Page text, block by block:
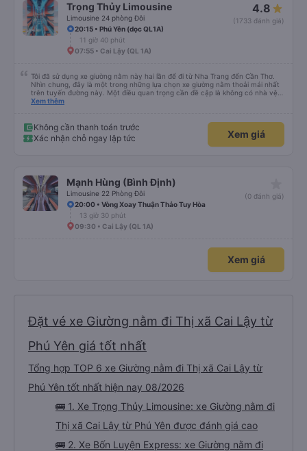
Trọng Thủy Limousine
Limousine 24 phòng Đôi
4.8
(1733 đánh giá)
20:15 • Phú Yên (dọc QL1A)
11 giờ 40 phút
07:55 • Cai Lậy (QL 1A)
Tôi đã sử dụng xe giường nằm này hai lần để đi từ Nha Trang đến Cần Thơ.
Nhìn chung, đây là một trong những lựa chọn xe giường nằm thoải mái nhất
trên tuyến đường này. Một điều quan trọng cần đề cập là không có nhà vệ
sinh trên xe, điều này có thể gây khó chịu trên một hành trình dài xuyên
chậm khoảng một tiếng, nhưng công ty đã thông báo trước cho tôi, nên tôi
không gặp vấn đề gì. Xe khá thoải mái, có chăn và hai gối, và các tài xế lịch
sự và thân thiện. Có các điểm dừng nghỉ vào khoảng 4:00 sáng và 9:00
cho đến khoảng 8:00 sáng, điều này khá khó chịu. Có vẻ như lịch trình phụ
thuộc vào tài xế, và tôi thực sự hy vọng các điểm dừng sẽ được bố trí đều
đặn hơn trong tương lai. Nhìn chung, tôi hài lòng và sẽ tiếp tục sử dụng dịch
vụ xe buýt giường nằm của công ty này cho các chuyến công tác, vì đây
vẫn là một trong những lựa chọn xe buýt giường nằm thoải mái nhất trên
tuyến đường này. Tôi thực sự hy vọng rằng trong tương lai các tài xế sẽ
dừng xe thường xuyên theo lịch trình, đặc biệt là vì tôi dự định sẽ đi tuyến
đường này một lần nữa vào tuần tới.
Xem thêm
Không cần thanh toán trước
Xác nhận chỗ ngay lập tức
Xem giá
Mạnh Hùng (Bình Định)
Limousine 22 Phòng Đôi
(0 đánh giá)
20:00 • Vòng Xoay Thuận Thảo Tuy Hòa
13 giờ 30 phút
09:30 • Cai Lậy (QL 1A)
Xem giá
Đặt vé xe Giường nằm đi Thị xã Cai Lậy từ
Phú Yên giá tốt nhất
Tổng hợp TOP 6 xe Giường nằm đi Thị xã Cai Lậy từ
Phú Yên tốt nhất hiện nay 08/2026
🚌 1. Xe Trọng Thủy Limousine: xe Giường nằm đi
Thị xã Cai Lậy từ Phú Yên được đánh giá cao
🚌 2. Xe Bốn Luyện Express: xe Giường nằm đi